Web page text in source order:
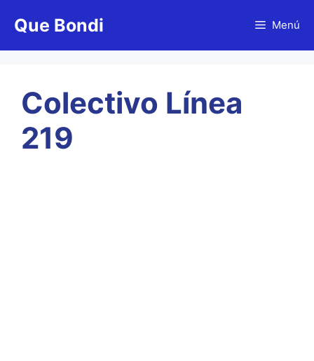
Que Bondi Menú
Colectivo Línea
219